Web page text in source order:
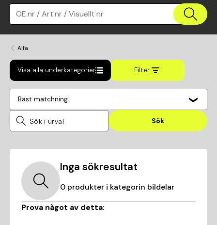
OE.nr / Art.nr / Visuellt nr
Alfa
Visa alla underkategorier Filter
Bäst matchning
Sök
Inga sökresultat
0 produkter i kategorin bildelar
Prova något av detta: